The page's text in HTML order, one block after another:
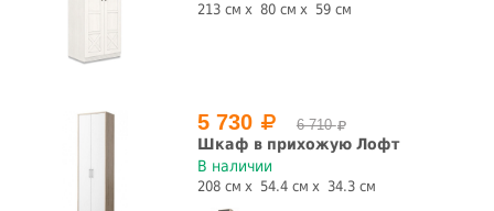
Со штангой С рисунком
213 см 80 см 59 см
5 730 6 710
Шкаф в прихожую Лофт
В наличии
208 см 54.4 см 34.3 см